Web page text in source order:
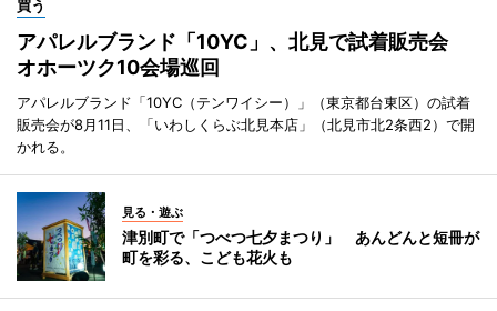
買う
アパレルブランド「10YC」、北見で試着販売会
オホーツク10会場巡回
アパレルブランド「10YC（テンワイシー）」（東京都台東区）の試着
販売会が8月11日、「いわしくらぶ北見本店」（北見市北2条西2）で開
かれる。
見る・遊ぶ
津別町で「つべつ七夕まつり」 あんどんと短冊が
町を彩る、こども花火も